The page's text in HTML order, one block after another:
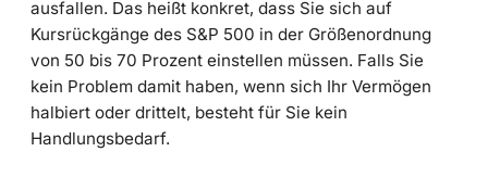
ausfallen. Das heißt konkret, dass Sie sich auf
Kursrückgänge des S&P 500 in der Größenordnung
von 50 bis 70 Prozent einstellen müssen. Falls Sie
kein Problem damit haben, wenn sich Ihr Vermögen
halbiert oder drittelt, besteht für Sie kein
Handlungsbedarf.